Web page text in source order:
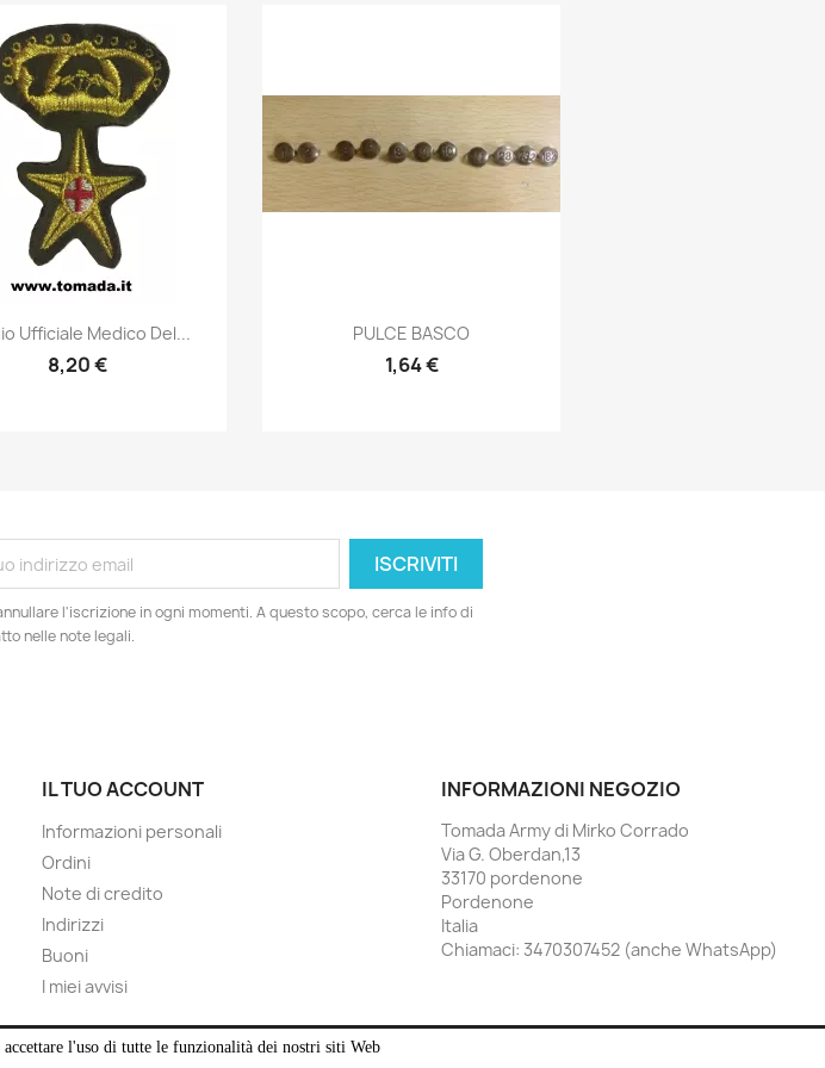
l'uso di tutte le funzionalità dei nostri siti Web
Anteprima
Ufficiale Medico Del...
8,20 €
Anteprima
PULCE BASCO
1,64 €
l'iscrizione in ogni momenti. A questo scopo, cerca le info di
nelle note legali.
IL TUO ACCOUNT
Informazioni personali
Ordini
Note di credito
Indirizzi
Buoni
I miei avvisi
INFORMAZIONI NEGOZIO
Tomada Army di Mirko Corrado
Via G. Oberdan,13
33170 pordenone
Pordenone
Italia
Chiamaci: 3470307452 (anche WhatsApp)